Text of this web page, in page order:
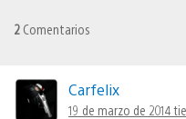
2 Comentarios
Carfelix
19 de marzo de 2014